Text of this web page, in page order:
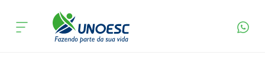
Cursos
acontece